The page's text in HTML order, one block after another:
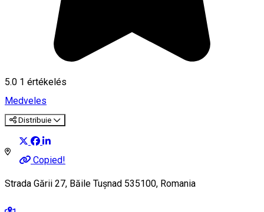
5.0 1 értékelés
Medveles
Distribuie
Copied!
Strada Gării 27, Băile Tușnad 535100, Romania